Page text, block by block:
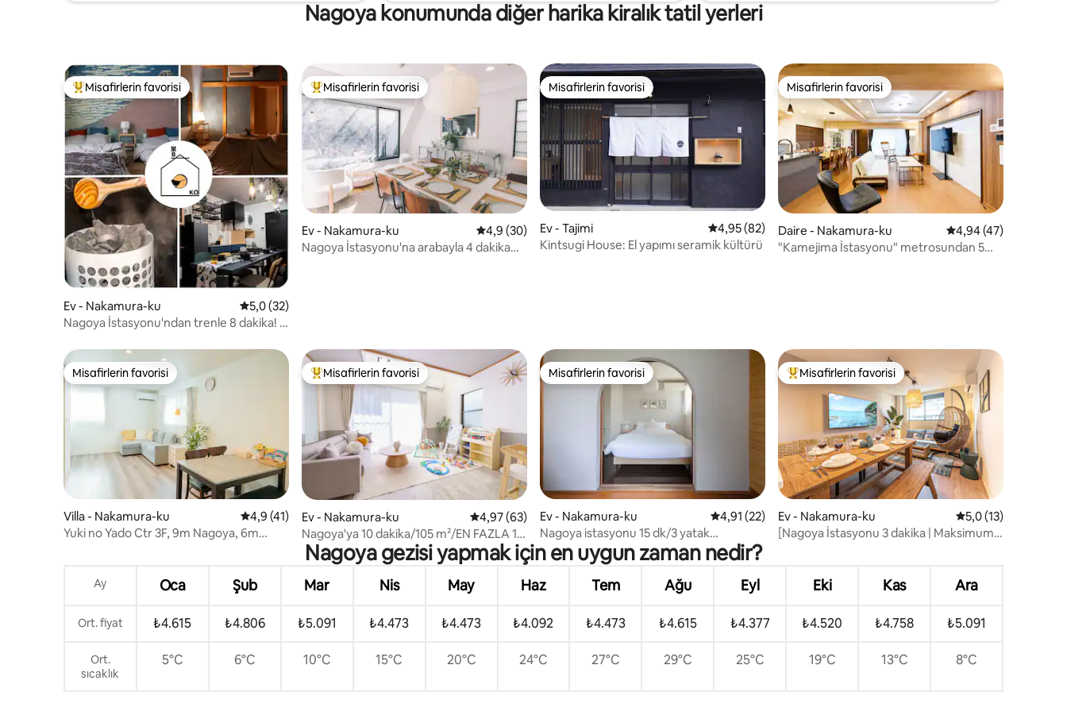
pişirici, mikrodalga fırın, IH ocak, bıçak ve
Nagoya konumunda diğer harika kiralık tatil yerleri
Misafirlerin favorilerinden en beğenilenler arasında
Misafirlerin favorisi
Ev - Nakamura-ku 5 üzerinden ortalama 5,0 puan, 32 değerlendirme
5,0 (32)
Nagoya İstasyonu'ndan trenle 8 dakika! /
10 kişi / Çadır sauna dahil
Misafirlerin favorilerinden en beğenilenler arasında
Misafirlerin favorisi
Ev - Nakamura-ku 5 üzerinden ortalama 4,9 puan, 30 değerlendirme
4,9 (30)
Nagoya İstasyonu'na arabayla 4 dakika
Misafirlerin favorisi
Misafirlerin favorisi
Ev - Tajimi 5 üzerinden ortalama 4,95 puan, 82 değerlendirme
4,95 (82)
Kintsugi House: El yapımı seramik kültürü
Misafirlerin favorisi
Misafirlerin favorisi
Daire - Nakamura-ku 5 üzerinden
4,94 (47)
"Kamejima İstasyonu" metrosundan 5
Misafirlerin favorisi
Misafirlerin favorisi
Villa - Nakamura-ku 5 üzerinden ortalama 4,9 puan, 41 değerlendirme
4,9 (41)
Yuki no Yado Ctr 3F, 9m Nagoya, 6m
Misafirlerin favorilerinden en beğenilenler arasında
Misafirlerin favorisi
Ev - Nakamura-ku 5 üzerinden ortalama 4,97 puan, 63 değerlendirme
4,97 (63)
Nagoya'ya 10 dakika/105 m²/EN FAZLA 10
kişi/4 yatak odası/Ücretsiz Otopark
Misafirlerin favorisi
Misafirlerin favorisi
Ev - Nakamura-ku 5 üzerinden ortalama 4,91 puan, 22 değerlendirme
4,91 (22)
Nagoya istasyonu 15 dk/3 yatak
odası/aile/Japon
Misafirlerin favorilerinden en beğenilenler arasında
Misafirlerin favorisi
Ev - Nakamura-ku 5 üzerinden
5,0 (13)
[Nagoya İstasyonu 3 dakika | Maksimum
sahiptir ve büyük gruplar için uygundur
Nagoya gezisi yapmak için en uygun zaman nedir?
Ay Oca Şub Mar Nis May Haz Tem Ağu Eyl Eki Kas Ara
Ort. fiyat ₺4.615 ₺4.806 ₺5.091 ₺4.473 ₺4.473 ₺4.092 ₺4.473 ₺4.615 ₺4.377 ₺4.520 ₺4.758 ₺5.091
Ort.
sıcaklık
5°C 6°C 10°C 15°C 20°C 24°C 27°C 29°C 25°C 19°C 13°C 8°C